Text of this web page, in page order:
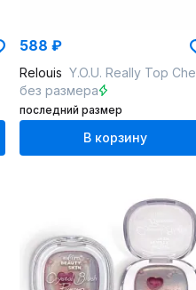
588 ₽
Relouis Y.O.U. Really Top Cheek 01 Top Light
без размера
последний размер
В корзину